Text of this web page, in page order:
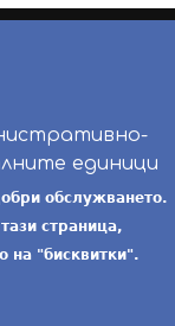
единици
-условия за
обслужването.
страница,
на "бисквитки".